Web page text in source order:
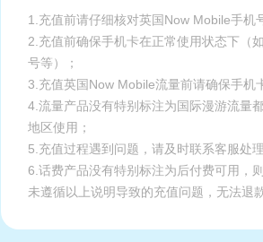
1.充值前请仔细核对英国Now Mobile手机
2.充值前确保手机卡在正常使用状态下（
号等）；
3.充值英国Now Mobile流量前请确保手机
4.流量产品没有特别标注为国际漫游流量
地区使用；
5.充值过程遇到问题，请及时联系客服处理
6.话费产品没有特别标注为后付费可用，
未遵循以上说明导致的充值问题，无法退款